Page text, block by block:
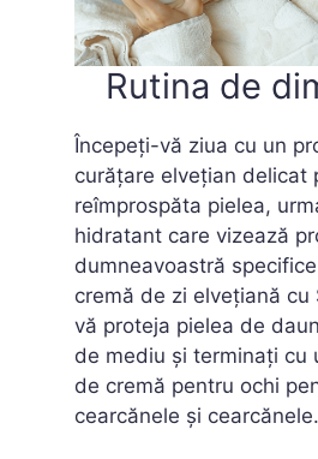
Rutina de
Începeți-vă ziua cu un
curățare elvețian delicat
reîmprospăta pielea,
hidratant care vizează
dumneavoastră
cremă de zi elvețiană cu
vă proteja pielea de
de mediu și terminați cu
de cremă pentru ochi
cearcănele și cearcănele.